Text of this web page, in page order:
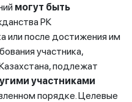
могут быть
РК
или после достижения им
участника,
подлежат
участниками
порядке. Целевые